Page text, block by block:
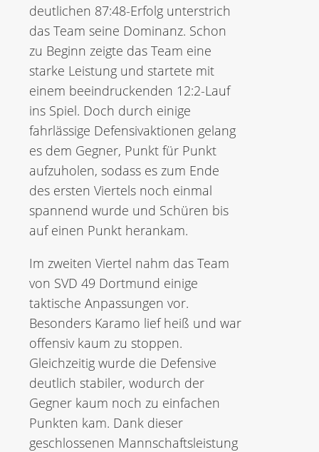
deutlichen 87:48-Erfolg unterstrich
das Team seine Dominanz. Schon
zu Beginn zeigte das Team eine
starke Leistung und startete mit
einem beeindruckenden 12:2-Lauf
ins Spiel. Doch durch einige
fahrlässige Defensivaktionen gelang
es dem Gegner, Punkt für Punkt
aufzuholen, sodass es zum Ende
des ersten Viertels noch einmal
spannend wurde und Schüren bis
auf einen Punkt herankam.
Im zweiten Viertel nahm das Team
von SVD 49 Dortmund einige
taktische Anpassungen vor.
Besonders Karamo lief heiß und war
offensiv kaum zu stoppen.
Gleichzeitig wurde die Defensive
deutlich stabiler, wodurch der
Gegner kaum noch zu einfachen
Punkten kam. Dank dieser
geschlossenen Mannschaftsleistung